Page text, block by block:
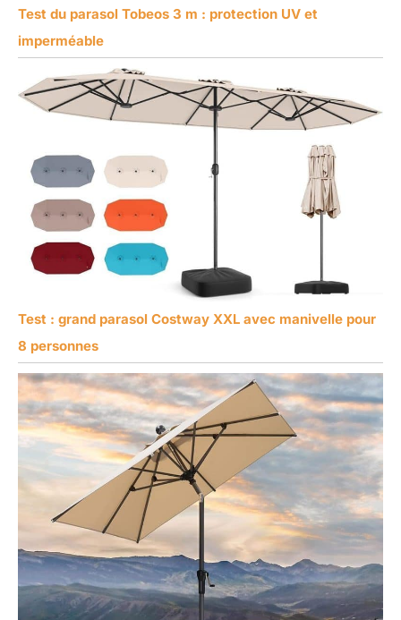
Test du parasol Tobeos 3 m : protection UV et
imperméable
Test : grand parasol Costway XXL avec manivelle pour
8 personnes